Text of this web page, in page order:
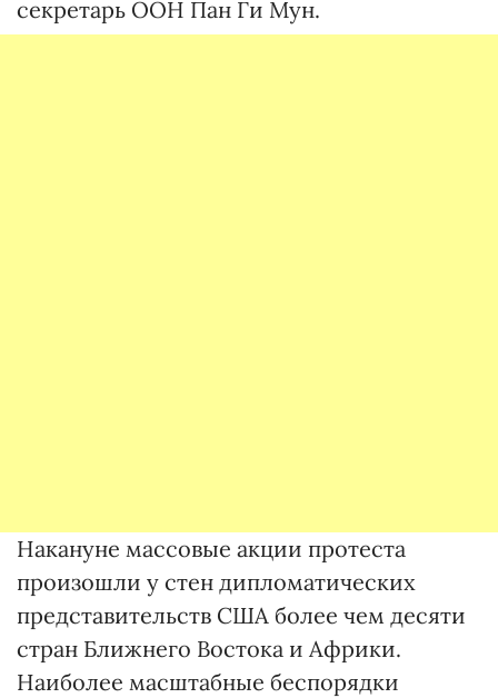
секретарь ООН Пан Ги Мун.
Накануне массовые акции протеста
произошли у стен дипломатических
представительств США более чем десяти
стран Ближнего Востока и Африки.
Наиболее масштабные беспорядки